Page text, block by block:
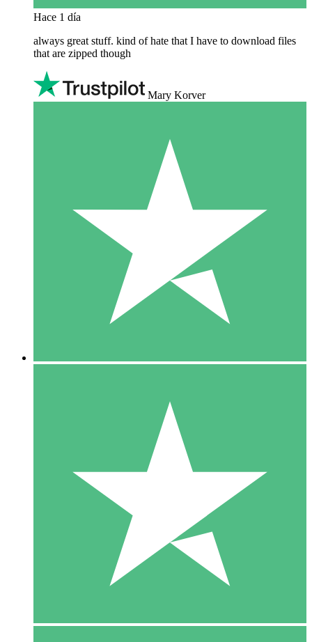
Hace 1 día
always great stuff. kind of hate that I have to download files
that are zipped though
Mary Korver